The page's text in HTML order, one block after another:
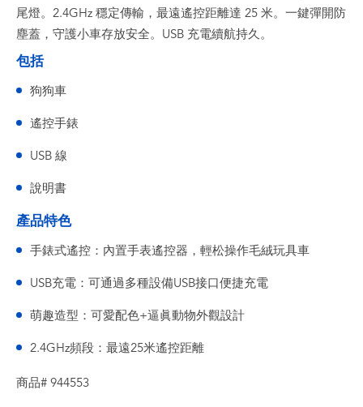
尾燈。2.4GHz 穩定傳輸，最遠遙控距離達 25 米。一鍵彈開防
塵蓋，守護小車存放安全。USB 充電續航持久。
包括
狗狗車
遙控手錶
USB 線
說明書
產品特色
手錶式遙控：內置手表遙控器，輕松操作毛絨玩具車
USB充電：可通過多種設備USB接口便捷充電
萌趣造型：可愛配色+逼眞動物外觀設計
2.4GHz頻段：最遠25米遙控距離
商品# 944553